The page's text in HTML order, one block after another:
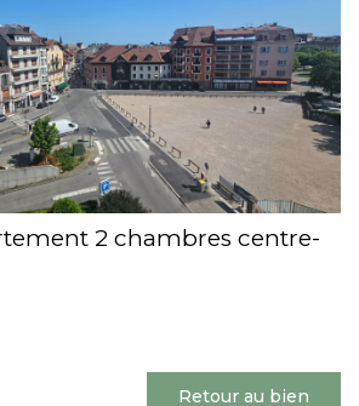
2 chambres centre-
Retour au bien